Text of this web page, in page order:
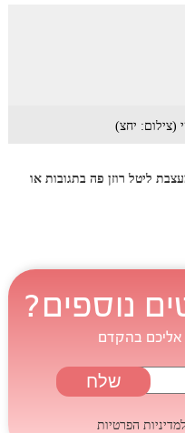
(צילום: יחצ)
ליטל רוזן פה בתגובות או
נוספים?
אליכם בהקדם
למדיניות הפרטיות